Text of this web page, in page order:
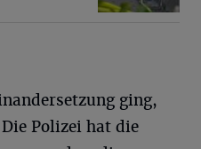
ging,
Polizei hat die